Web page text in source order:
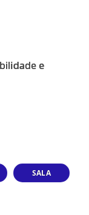
e
SALA